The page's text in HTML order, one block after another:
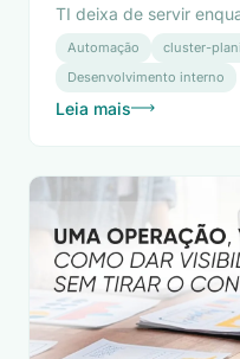
TI deixa de servir
Automação
cluster-
Desenvolvimento interno
Leia mais